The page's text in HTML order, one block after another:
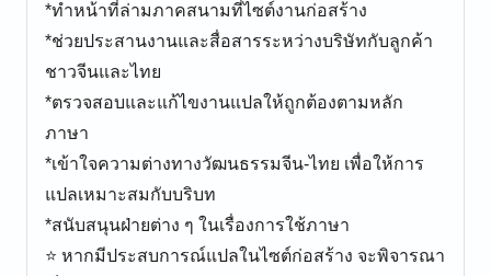
*ทำหน้าที่ล่ามภาคสนามที่ไซต์งานก่อสร้าง
*ช่วยประสานงานและสื่อสารระหว่างบริษัทกับลูกค้า
ชาวจีนและไทย
*ตรวจสอบและแก้ไขงานแปลให้ถูกต้องตามหลัก
ภาษา
*เข้าใจความต่างทางวัฒนธรรมจีน-ไทย เพื่อให้การ
แปลเหมาะสมกับบริบท
*สนับสนุนฝ่ายต่าง ๆ ในเรื่องการใช้ภาษา
⭐️ หากมีประสบการณ์แปลในไซต์ก่อสร้าง จะพิจารณา